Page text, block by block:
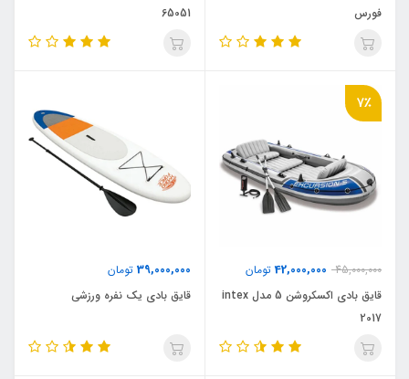
فورس
65051
7٪
45,000,000
42,000,000تومان
قایق بادی اکسکروشن 5 مدل intex
2017
39,000,000 تومان
قایق بادی یک نفره ورزشی